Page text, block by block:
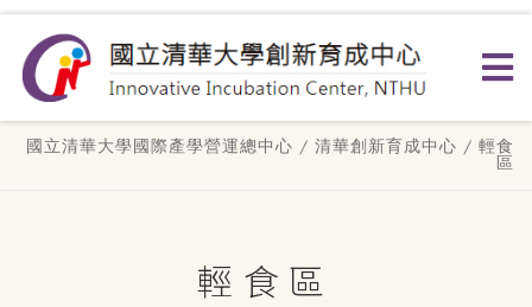
國立清華大學國際產學營運總中心 / 清華創新育成中心 / 輕食
區
輕食區